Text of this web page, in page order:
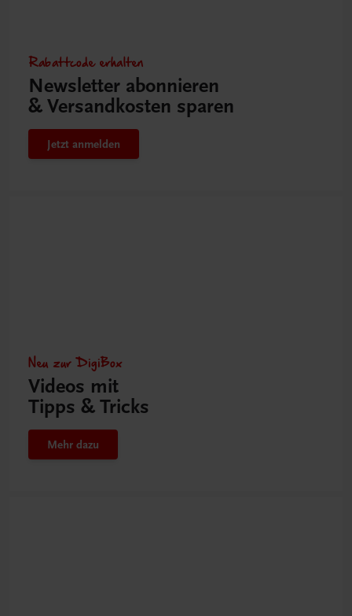
Rabattcode erhalten
Newsletter abonnieren
& Versandkosten sparen
Jetzt anmelden
Neu zur DigiBox
Videos mit
Tipps & Tricks
Mehr dazu